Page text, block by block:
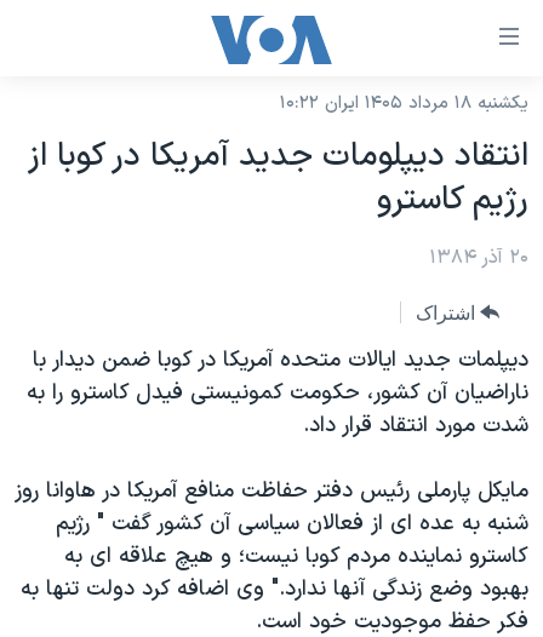
لینکهای
دسترسی
جهش
محتوای
اصلی
صفحه
اصلی
جهش
به
جستجو
نسخه سبک وب‌سایت
موضوع ها
ایران
آمریکا
جهان
ورزشی
گزیده‌ها
ویژه برنامه‌ها
ویدیوها
فرهنگ و زندگی
حقوق شهروندی
برنامه های تلویزیونی
جدول برنامه ها
صفحه‌های ویژه
جام جهانی ۲۰۲۶
عملیات خشم حماسی
۲۵۰سالگی آمریکا
بایگانی برنامه‌های تلویزیونی
مستندها
انتخابات ریاست جمهوری آمریکا ۲۰۲۴
فرکانس‌های صدای آمریکا
پخش رادیویی
یادگیری زبان انگلیسی
دنبال کنید
یکشنبه ۱۸ مرداد ۱۴۰۵ ایران ۱۰:۲۲
انتقاد ديپلومات جديد آمريکا در کوبا از
رژيم کاسترو
۲۰ آذر ۱۳۸۴
اشتراک
دیپلمات جدید ایالات متحده آمریکا در کوبا ضمن دیدار با
ناراضیان آن کشور، حکومت کمونیستی فیدل کاسترو را به
شدت مورد انتقاد قرار داد.
مایکل پارملی رئیس دفتر حفاظت منافع آمریکا در هاوانا روز
شنبه به عده ای از فعالان سیاسی آن کشور گفت " رژیم
کاسترو نماینده مردم کوبا نیست؛ و هیچ علاقه ای به
بهبود وضع زندگی آنها ندارد." وی اضافه کرد دولت تنها به
فکر حفظ موجودیت خود است.